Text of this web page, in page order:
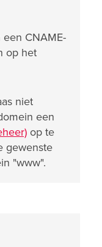
CNAME-
op het
niet
een
op te
gewenste
"www".